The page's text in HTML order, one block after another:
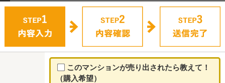
このマンションが売り出されたら教えて！
（購入希望）